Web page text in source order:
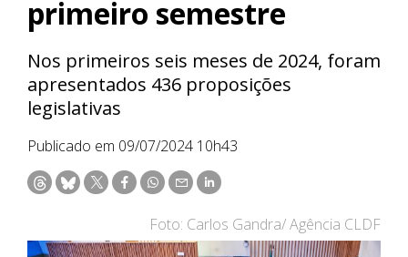
primeiro semestre
Nos primeiros seis meses de 2024, foram
apresentados 436 proposições
legislativas
Publicado em 09/07/2024 10h43
Foto: Carlos Gandra/ Agência CLDF